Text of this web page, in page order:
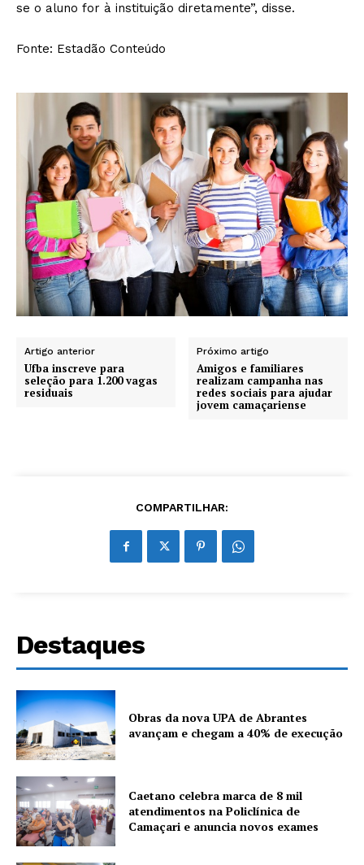
se o aluno for à instituição diretamente”, disse.
Fonte: Estadão Conteúdo
Artigo anterior
Ufba inscreve para
seleção para 1.200 vagas
residuais
Próximo artigo
Amigos e familiares
realizam campanha nas
redes sociais para ajudar
jovem camaçariense
COMPARTILHAR:
Destaques
Obras da nova UPA de Abrantes
avançam e chegam a 40% de execução
Caetano celebra marca de 8 mil
atendimentos na Policlínica de
Camaçari e anuncia novos exames